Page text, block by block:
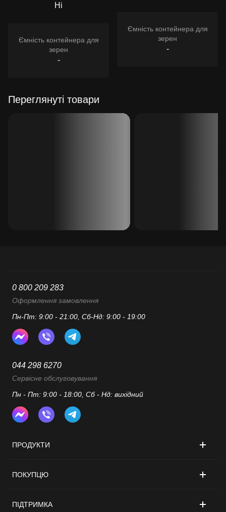
Ні
Ємність контейнера для
зерен
-
Ємність контейнера для
зерен
-
Переглянуті товари
ПРОДУКТИ
ПОКУПЦЮ
ПІДТРИМКА
0 800 209 283
Оформлення замовлення
Пн-Пт: 9:00 - 21:00, Сб-Нд: 9:00 - 19:00
044 298 6270
Сервісне обслуговування
Пн - Пт: 9:00 - 18:00, Сб - Нд: вихідний